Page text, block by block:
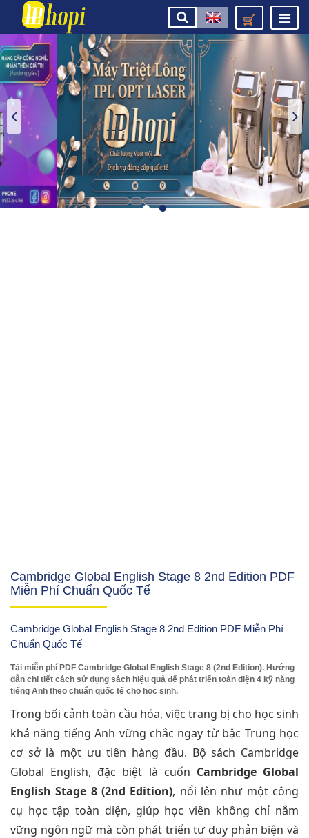
Cambridge Global English Stage 8 2nd Edition PDF
Miễn Phí Chuẩn Quốc Tế
Cambridge Global English Stage 8 2nd Edition PDF Miễn Phí
Chuẩn Quốc Tế
Tải miễn phí PDF Cambridge Global English Stage 8 (2nd Edition). Hướng
dẫn chi tiết cách sử dụng sách hiệu quả để phát triển toàn diện 4 kỹ năng
tiếng Anh theo chuẩn quốc tế cho học sinh.
Trong bối cảnh toàn cầu hóa, việc trang bị cho học sinh
khả năng tiếng Anh vững chắc ngay từ bậc Trung học
cơ sở là một ưu tiên hàng đầu. Bộ sách Cambridge
Global English, đặc biệt là cuốn Cambridge Global
English Stage 8 (2nd Edition), nổi lên như một công
cụ học tập toàn diện, giúp học viên không chỉ nắm
vững ngôn ngữ mà còn phát triển tư duy phản biện và